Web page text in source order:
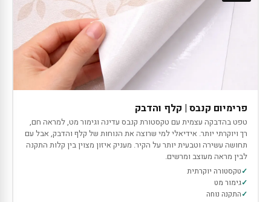
פרימיום קנבס | קלף והדבק
טפט בהדבקה עצמית עם טקסטורת קנבס עדינה וגימור מט, למראה חם,
רך ויוקרתי יותר. אידיאלי למי שרוצה את הנוחות של קלף והדבק, אבל עם
תחושה עשירה וטבעית יותר על הקיר. מעניק איזון מצוין בין קלות התקנה
לבין מראה מעוצב ומרשים.
טקסטורה יוקרתית
גימור מט
התקנה נוחה